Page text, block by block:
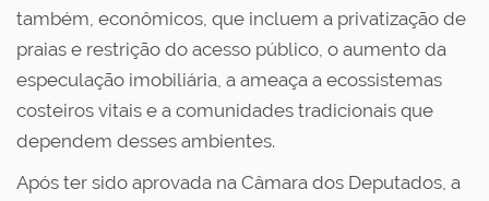
também, econômicos, que incluem a privatização de
praias e restrição do acesso público, o aumento da
especulação imobiliária, a ameaça a ecossistemas
costeiros vitais e a comunidades tradicionais que
dependem desses ambientes.
Após ter sido aprovada na Câmara dos Deputados, a